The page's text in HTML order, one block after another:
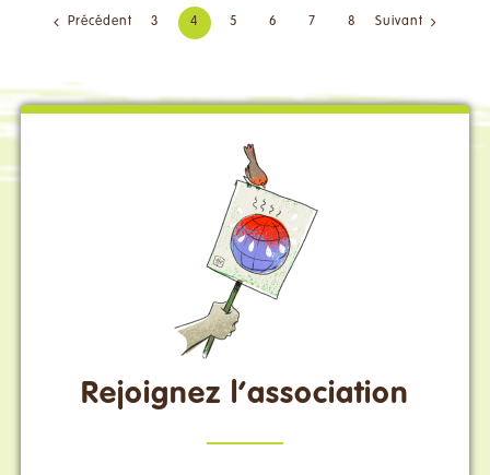
Précédent 3 4 5 6 7 8 Suivant
Rejoignez l’association